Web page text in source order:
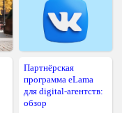
Партнёрская
программа eLama
для digital-агентств:
обзор